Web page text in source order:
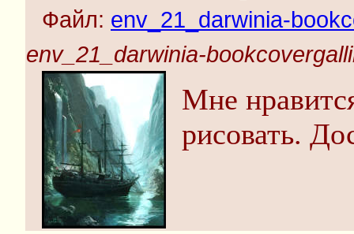
Файл: env_21_darwinia-
env_21_darwinia-
Мне
рисовать.